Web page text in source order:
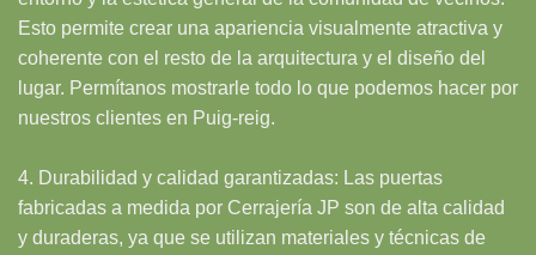
Esto permite crear una apariencia visualmente atractiva y
coherente con el resto de la arquitectura y el diseño del
lugar. Permítanos mostrarle todo lo que podemos hacer por
nuestros clientes en Puig-reig.
4. Durabilidad y calidad garantizadas: Las puertas
fabricadas a medida por Cerrajería JP son de alta calidad
y duraderas, ya que se utilizan materiales y técnicas de